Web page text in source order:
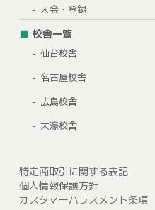
入会・登録
校舎一覧
仙台校舎
名古屋校舎
広島校舎
大濠校舎
特定商取引に関する表記
個人情報保護方針
カスタマーハラスメント条項